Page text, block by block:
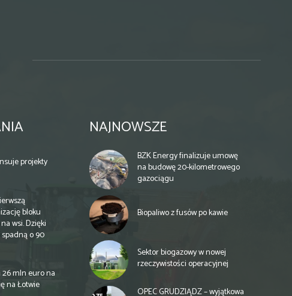
projekty
bloku
wsi. Dzięki
o 90
26 mln euro na
na Łotwie
NAJNOWSZE
BZK Energy finalizuje umowę
na budowę 20-kilometrowego
gazociągu
Biopaliwo z fusów po kawie
Sektor biogazowy w nowej
rzeczywistości operacyjnej
OPEC GRUDZIĄDZ – wyjątkowa